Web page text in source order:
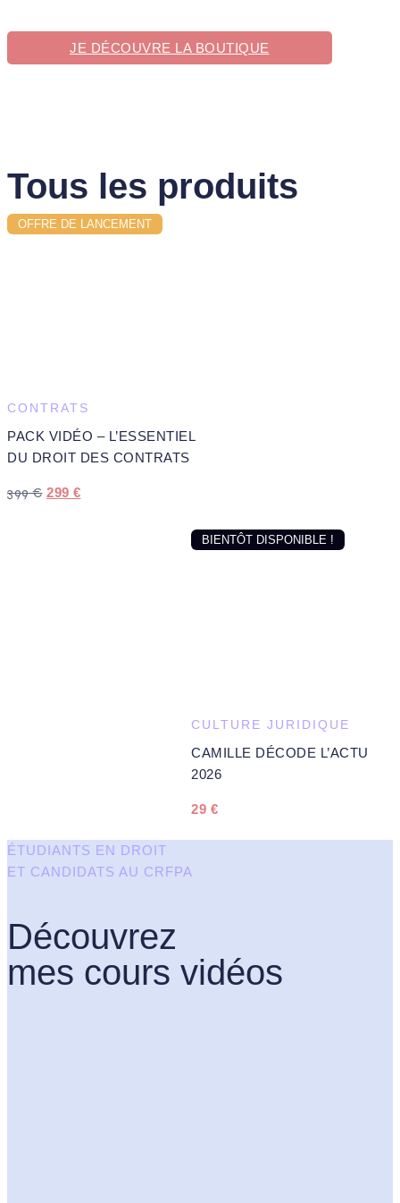
JE DÉCOUVRE LA BOUTIQUE
Tous les produits
OFFRE DE LANCEMENT
CONTRATS
PACK VIDÉO – L’ESSENTIEL
DU DROIT DES CONTRATS
399€ LE
299 €LE
BIENTÔT DISPONIBLE !
CULTURE JURIDIQUE
CAMILLE DÉCODE L’ACTU
2026
29 €
ÉTUDIANTS EN DROIT
ET CANDIDATS AU CRFPA
Découvrez
mes cours vidéos